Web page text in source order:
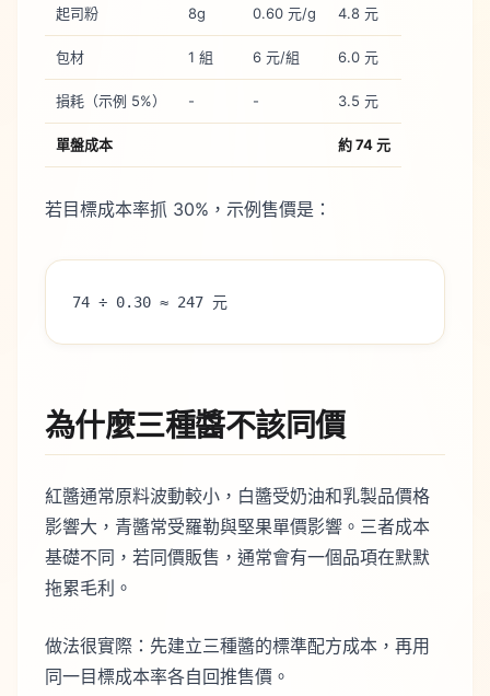
起司粉 8g 0.60 元/g 4.8 元
包材 1 組 6 元/組 6.0 元
損耗（示例 5%） - - 3.5 元
單盤成本 約 74 元
若目標成本率抓 30%，示例售價是：
74 ÷ 0.30 ≈ 247 元
為什麼三種醬不該同價
紅醬通常原料波動較小，白醬受奶油和乳製品價格
影響大，青醬常受羅勒與堅果單價影響。三者成本
基礎不同，若同價販售，通常會有一個品項在默默
拖累毛利。
做法很實際：先建立三種醬的標準配方成本，再用
同一目標成本率各自回推售價。